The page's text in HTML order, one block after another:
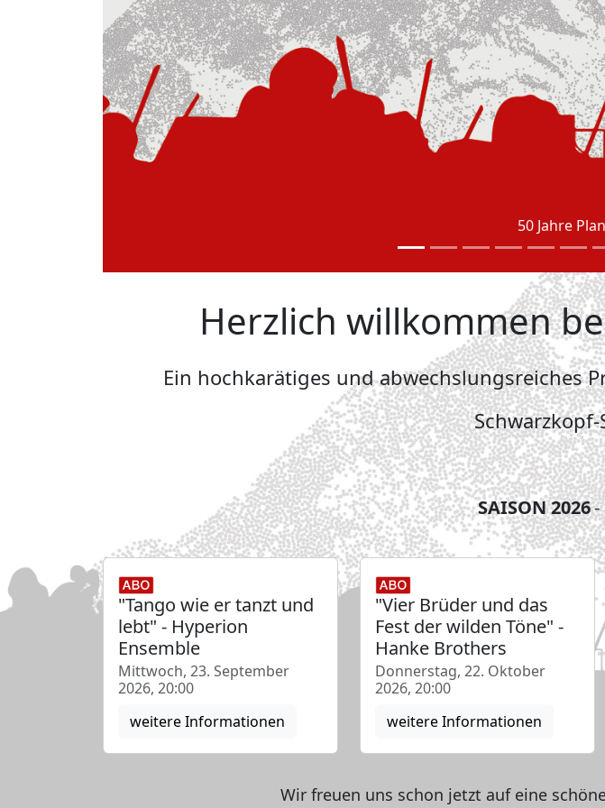
50 Jahre
Herzlich willkommen
Ein hochkarätiges und abwechslungsreiches
SAISON 2026-
"Tango wie er tanzt und
lebt" - Hyperion
Ensemble
Mittwoch, 23. September
2026, 20:00
weitere Informationen
"Vier Brüder und das
Fest der wilden Töne" -
Hanke Brothers
Donnerstag, 22. Oktober
2026, 20:00
weitere Informationen
Wir freuen uns schon jetzt auf eine